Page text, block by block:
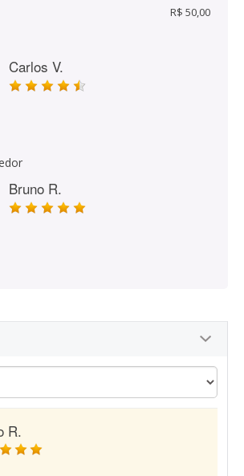
R$ 50,00
Carlos V.
Bruno R.
R.